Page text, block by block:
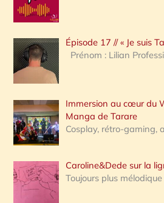
r
c
h
e
:
Épisode 17 // « Je suis
Prénom : Lilian
Immersion au cœur du
Manga de Tarare
Cosplay, rétro-gaming,
Caroline&Dede sur la
Toujours plus